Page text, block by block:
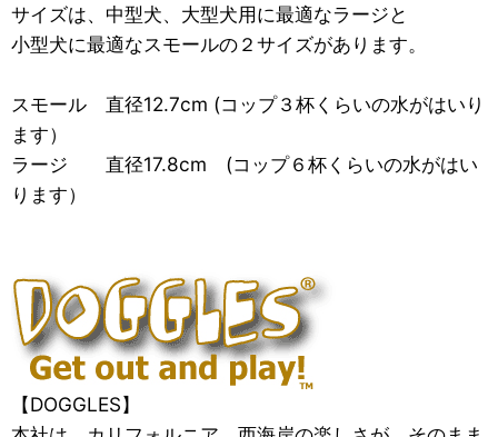
サイズは、中型犬、大型犬用に最適なラージと
小型犬に最適なスモールの２サイズがあります。
スモール 直径12.7cm (コップ３杯くらいの水がはいり
ます）
ラージ 直径17.8cm (コップ６杯くらいの水がはい
ります）
【DOGGLES】